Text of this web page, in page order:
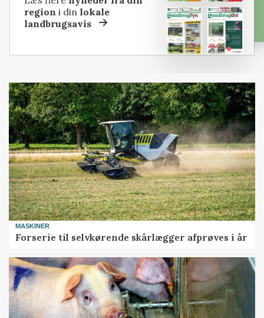
region i dinlokale
landbrugsavis
MASKINER
Forserie til selvkørende skårlægger afprøves i år